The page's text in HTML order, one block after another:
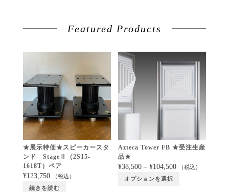
Featured Products
★展示特価★スピーカースタ
ンド StageⅡ（2S15-
1618T）ペア
¥123,750 （税込）
続きを読む
Azteca Tower FB ★受注生産
品★
¥38,500 –¥104,500 （税込）
オプションを選択